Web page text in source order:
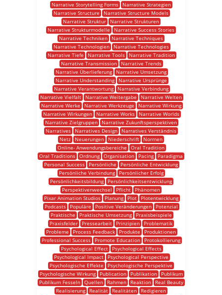
Narrative Storytelling Forms
Narrative Strategien
Narrative Structure
Narrative Structure Models
Narrative Struktur
Narrative Strukturen
Narrative Strukturmodelle
Narrative Success Stories
Narrative Techniken
Narrative Techniques
Narrative Technologien
Narrative Technologies
Narrative Tiefe
Narrative Tools
Narrative Tradition
Narrative Transmission
Narrative Trends
Narrative Überlieferung
Narrative Umsetzung
Narrative Understanding
Narrative Ursprünge
Narrative Verantwortung
Narrative Verbindung
Narrative Vielfalt
Narrative Weitergabe
Narrative Welten
Narrative Werke
Narrative Werkzeuge
Narrative Wirkung
Narrative Wirkungen
Narrative Works
Narrative Worlds
Narrative Zielgruppen
Narrative Zukunftsperspektiven
Narratives
Narratives Design
Narratives Verständnis
Netz
Neuerungen Niederschrift
Normen
Online- Anwendungsbereiche
Oral Tradition
Oral Traditions Ordnung Organisation Pacing
Paradigma
Personal Success
Persönliche
Persönliche Entwicklung
Persönliche Verbindung
Persönlicher Erfolg
Persönlichkeitsbildung
Persönlichkeitsentwicklung
Perspektivenwechsel
Pflicht
Phänomen
Pixar Animation Studios
Planung Plot
Plotentwicklung
Podcasts
Populäre Positive Veränderungen
Potenzial
Praktische
Praktische Umsetzung
Praxisbeispiele
Praxisfelder
Pressearbeit Prinzipien
Problematik
Probleme
Process Feedback Produkte
Produktionen
Professional Success
Promote Education
Protokollierung
Psychological Effect
Psychological Effects
Psychological Impact
Psychological Perspective
Psychologische Effekte
Psychologische Perspektive
Psychologische Wirkung
Publication Publikation
Publikum
Publikum Fesseln
Quellen Rahmen Reaktion
Real Beauty
Realisierung
Realität Realitäten
Redigieren